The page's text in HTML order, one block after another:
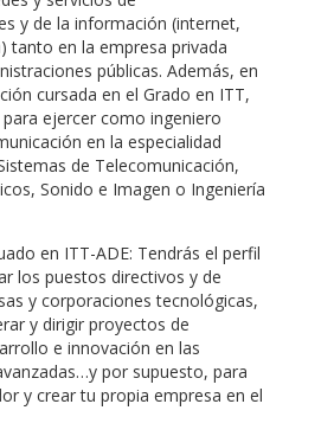
y de la información (internet,
tanto en la empresa privada
públicas. Además, en
cursada en el Grado en ITT,
ejercer como ingeniero
en la especialidad
de Telecomunicación,
Sonido e Imagen o Ingeniería
en ITT-ADE: Tendrás el perfil
los puestos directivos y de
y corporaciones tecnológicas,
y dirigir proyectos de
e innovación en las
por supuesto, para
y crear tu propia empresa en el